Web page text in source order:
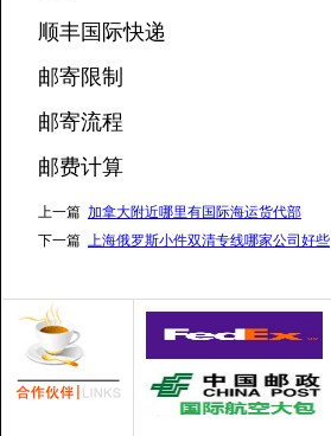
顺丰国际快递
邮寄限制
邮寄流程
邮费计算
上一篇 加拿大附近哪里有国际海运货代部
下一篇 上海俄罗斯小件双清专线哪家公司好些